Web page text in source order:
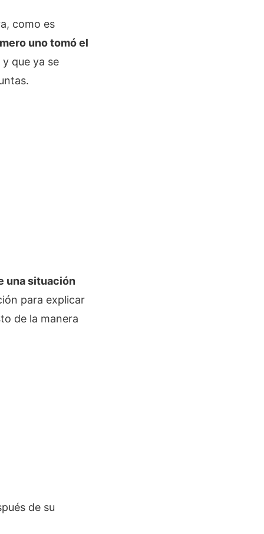
como es
uno tomó el
y que ya se
una situación
para explicar
de la manera
de su